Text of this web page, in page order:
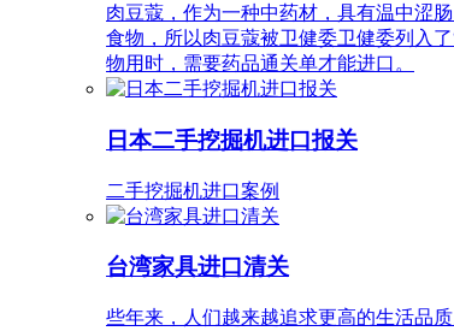
肉豆蔻，作为一种中药材，具有温中涩
食物，所以肉豆蔻被卫健委卫健委列入
物用时，需要药品通关单才能进口。
日本二手挖掘机进口报关
二手挖掘机进口案例
台湾家具进口清关
些年来，人们越来越追求更高的生活品